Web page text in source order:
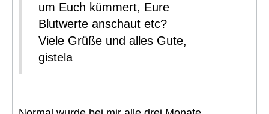
um Euch kümmert, Eure
Blutwerte anschaut etc?
Viele Grüße und alles Gute,
gistela